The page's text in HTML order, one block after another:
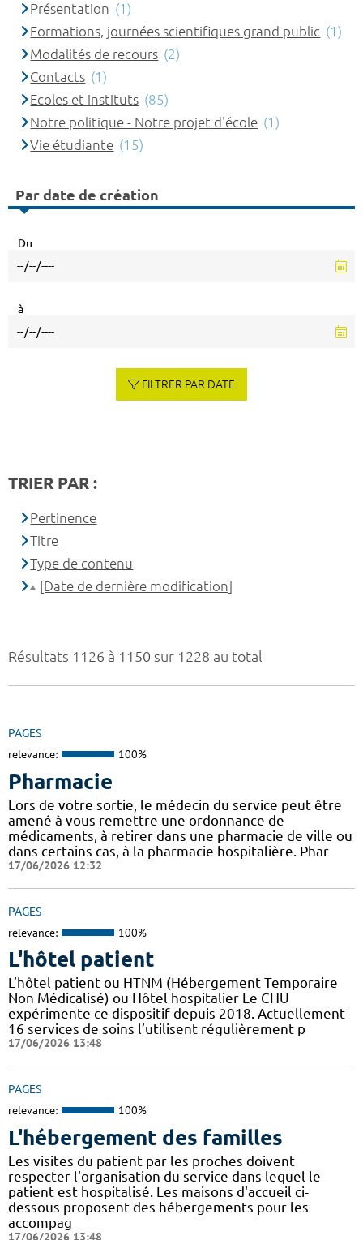
Résultats 1126 à 1150 sur 1228 au total
PAGES
relevance: 100%
Pharmacie
Lors de votre sortie, le médecin du service peut être
amené à vous remettre une ordonnance de
médicaments, à retirer dans une pharmacie de ville ou
dans certains cas, à la pharmacie hospitalière. Phar
17/06/2026 12:32
PAGES
relevance: 100%
L'hôtel patient
L’hôtel patient ​​ou HTNM (Hébergement Temporaire
Non Médicalisé)​​​​​​ ou Hôtel hospitalier Le CHU
expérimente ce dispositif depuis 2018. Actuellement
16 services de soins l’utilisent régulièrement p
17/06/2026 13:48
PAGES
relevance: 100%
L'hébergement des familles
Les visites du patient par les proches doivent
respecter l'organisation du service dans lequel le
patient est hospitalisé. Les maisons d'accueil ci-
dessous proposent des hébergements pour les
accompag
17/06/2026 13:48
Présentation (1)
Formations, journées scientifiques grand public (1)
Modalités de recours (2)
Contacts (1)
Ecoles et instituts (85)
Notre politique - Notre projet d'école (1)
Vie étudiante (15)
Par date de création
Du
à
FILTRER PAR DATE
TRIER PAR :
Pertinence
Titre
Type de contenu
[Date de dernière modification]